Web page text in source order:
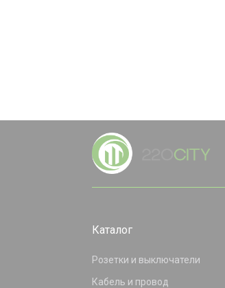
Каталог
Розетки и выключатели
Кабель и провод